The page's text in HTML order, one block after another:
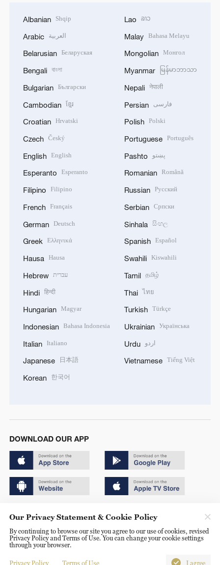
Albanian Shqip
Arabic العربية
Belarusian Беларуская
Bengali বাংলা
Bulgarian Български
Cambodian ខ្មែរ
Croatian Hrvatski
Czech Český
English English
Esperanto Esperanto
Filipino Filipino
French Français
German Deutsch
Greek Ελληνικά
Hausa Hausa
Hebrew עברית
Hindi हिन्दी
Hungarian Magyar
Indonesian Bahasa Indonesia
Italian Italiano
Japanese 日本語
Korean 한국어
Lao ລາວ
Malay Bahasa Melayu
Mongolian Монгол
Myanmar မြန်မာဘာသာ
Nepali नेपाली
Persian فارسی
Polish Polski
Portuguese Português
Pashto پښتو
Romanian Română
Russian Русский
Serbian Српски
Sinhala සිංහල
Spanish Español
Swahili Kiswahili
Tamil தமிழ்
Thai ไทย
Turkish Türkçe
Ukrainian Українська
Urdu اردو
Vietnamese Tiếng Việt
DOWNLOAD OUR APP
京ICP备20000184号
京公网安备 11010502050052号
Disinformation report hotline: 010-85061466
Our Privacy Statement & Cookie Policy
By continuing to browse our site you agree to our use of cookies, revised
Privacy Policy and Terms of Use. You can change your cookie settings
through your browser.
Privacy Policy Terms of Use I agree